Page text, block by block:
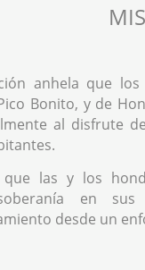
anhela que
Bonito, y de
al disfrute
que las y los
en
desde un